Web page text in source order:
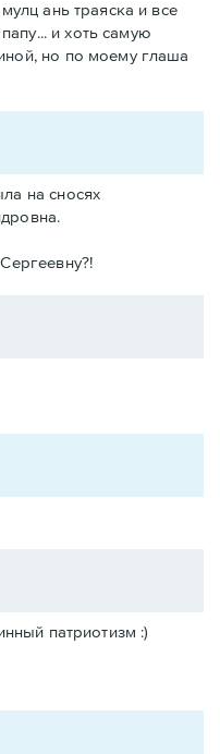
ань траяска и все
и хоть самую
но по моему глаша
на сносях
патриотизм :)